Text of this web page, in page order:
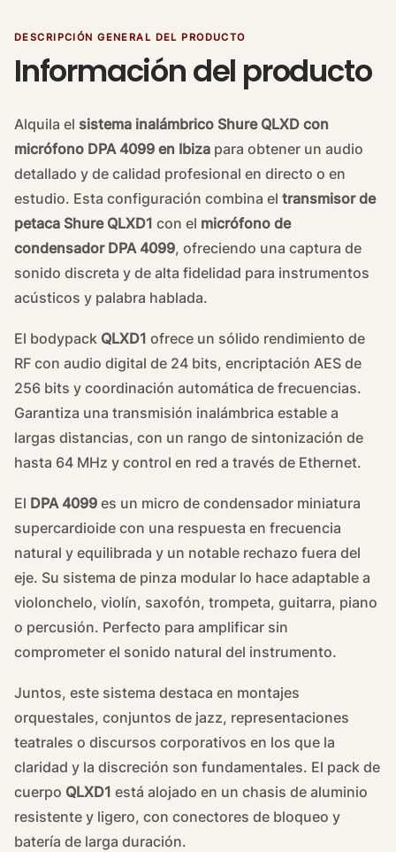
DESCRIPCIÓN GENERAL DEL PRODUCTO
Información del producto
Alquila el sistema inalámbrico Shure QLXD con
micrófono DPA 4099 en Ibiza para obtener un audio
detallado y de calidad profesional en directo o en
estudio. Esta configuración combina el transmisor de
petaca Shure QLXD1 con el micrófono de
condensador DPA 4099, ofreciendo una captura de
sonido discreta y de alta fidelidad para instrumentos
acústicos y palabra hablada.
El bodypack QLXD1 ofrece un sólido rendimiento de
RF con audio digital de 24 bits, encriptación AES de
256 bits y coordinación automática de frecuencias.
Garantiza una transmisión inalámbrica estable a
largas distancias, con un rango de sintonización de
hasta 64 MHz y control en red a través de Ethernet.
El DPA 4099 es un micro de condensador miniatura
supercardioide con una respuesta en frecuencia
natural y equilibrada y un notable rechazo fuera del
eje. Su sistema de pinza modular lo hace adaptable a
violonchelo, violín, saxofón, trompeta, guitarra, piano
o percusión. Perfecto para amplificar sin
comprometer el sonido natural del instrumento.
Juntos, este sistema destaca en montajes
orquestales, conjuntos de jazz, representaciones
teatrales o discursos corporativos en los que la
claridad y la discreción son fundamentales. El pack de
cuerpo QLXD1 está alojado en un chasis de aluminio
resistente y ligero, con conectores de bloqueo y
batería de larga duración.